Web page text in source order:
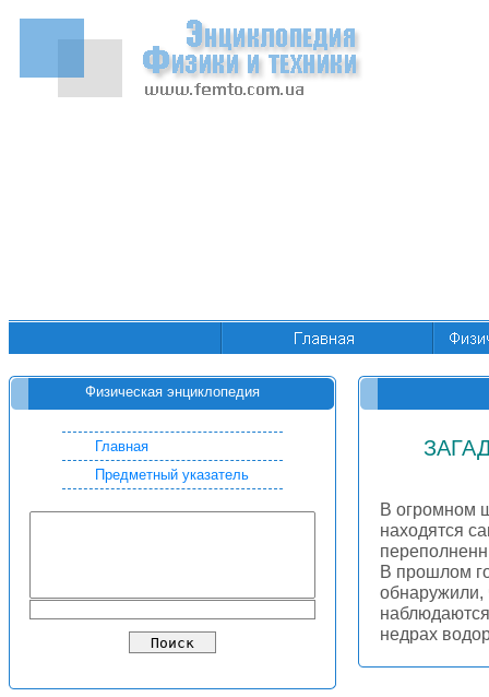
Физическая энциклопедия
Главная
Предметный указатель
В огромном
находятся
В прошлом
обнаружили,
недрах